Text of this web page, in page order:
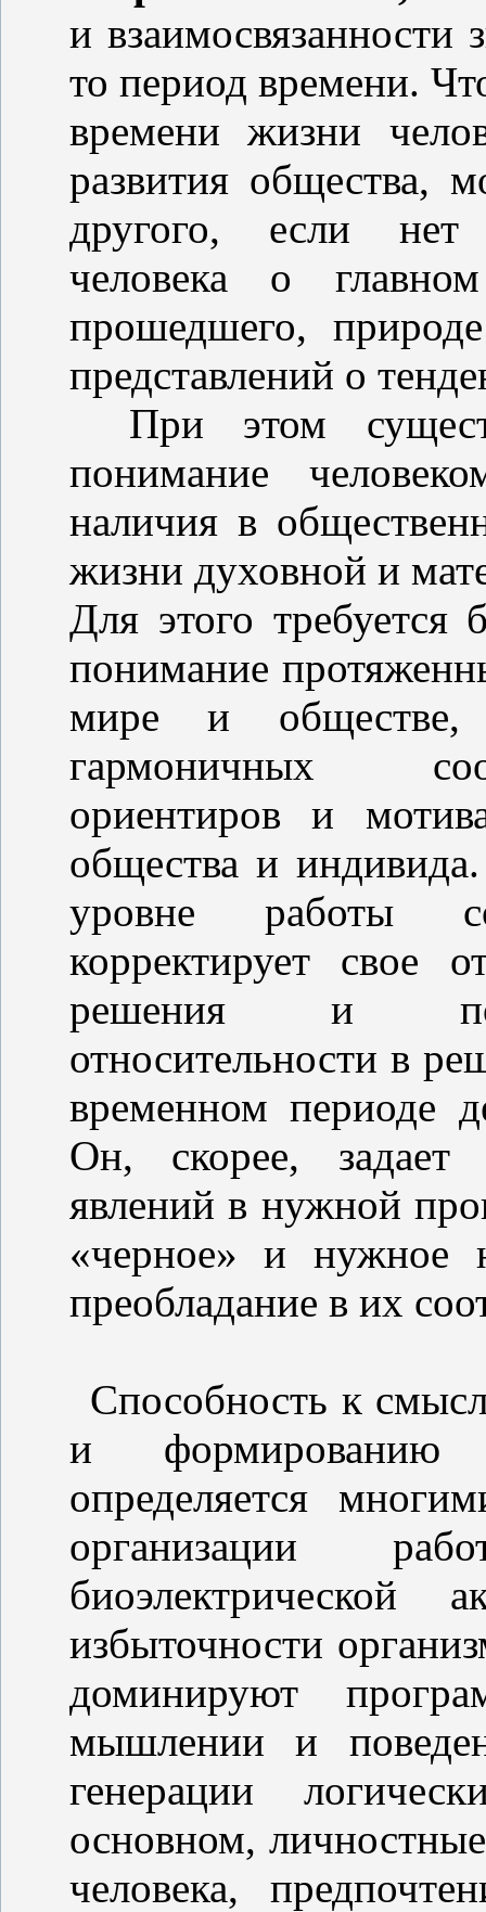
и взаимосвязанности
то период времени.
времени жизни
развития общества,
другого, если нет
человека о
прошедшего,
представлений о
При этом
понимание
наличия в
жизни духовной и
Для этого требуется
понимание
мире и обществе,
гармоничных
ориентиров и
общества и
уровне работы
корректирует свое
решения и
относительности в
временном периоде
Он, скорее, задает
явлений в нужной
«черное» и нужное
преобладание в их
Способность к
и формированию
определяется
организации
биоэлектрической
избыточности
доминируют
мышлении и
генерации
основном,
человека,